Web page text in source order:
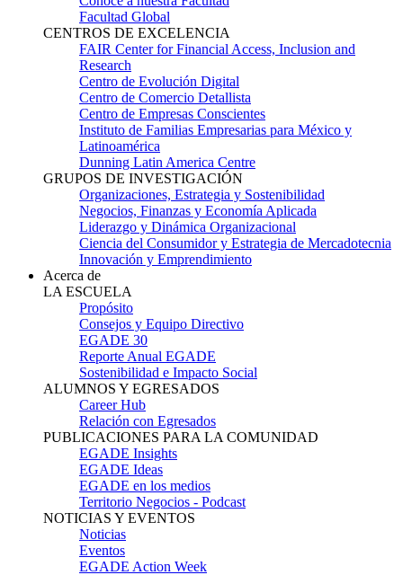
Facultad Global
CENTROS DE EXCELENCIA
FAIR Center for Financial Access, Inclusion and
Research
Centro de Evolución Digital
Centro de Comercio Detallista
Centro de Empresas Conscientes
Instituto de Familias Empresarias para México y
Latinoamérica
Dunning Latin America Centre
GRUPOS DE INVESTIGACIÓN
Organizaciones, Estrategia y Sostenibilidad
Negocios, Finanzas y Economía Aplicada
Liderazgo y Dinámica Organizacional
Ciencia del Consumidor y Estrategia de Mercadotecnia
Innovación y Emprendimiento
Acerca de
LA ESCUELA
Propósito
Consejos y Equipo Directivo
EGADE 30
Reporte Anual EGADE
Sostenibilidad e Impacto Social
ALUMNOS Y EGRESADOS
Career Hub
Relación con Egresados
PUBLICACIONES PARA LA COMUNIDAD
EGADE Insights
EGADE Ideas
EGADE en los medios
Territorio Negocios - Podcast
NOTICIAS Y EVENTOS
Noticias
Eventos
EGADE Action Week